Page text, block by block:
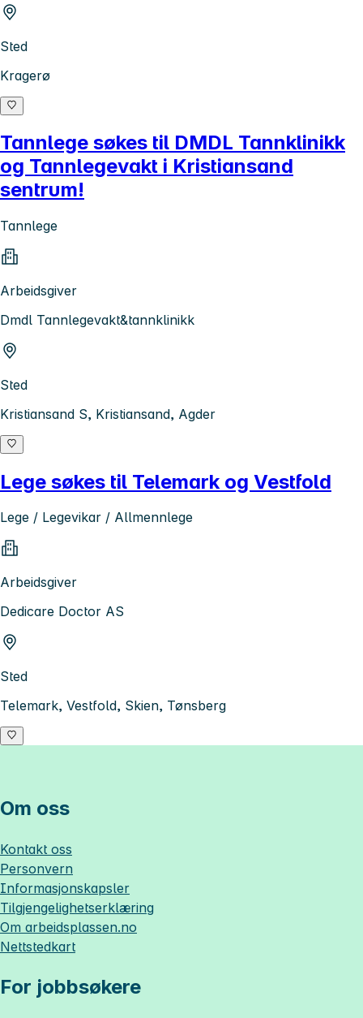
Sted
Kragerø
Tannlege søkes til DMDL Tannklinikk
og Tannlegevakt i Kristiansand
sentrum!
Tannlege
Arbeidsgiver
Dmdl Tannlegevakt&tannklinikk
Sted
Kristiansand S, Kristiansand, Agder
Lege søkes til Telemark og Vestfold
Lege / Legevikar / Allmennlege
Arbeidsgiver
Dedicare Doctor AS
Sted
Telemark, Vestfold, Skien, Tønsberg
Om oss
Kontakt oss
Personvern
Informasjonskapsler
Tilgjengelighetserklæring
Om arbeidsplassen.no
Nettstedkart
For jobbsøkere